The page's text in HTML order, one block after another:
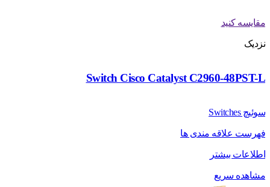
مقایسه کنید
نزدیک
Switch Cisco Catalyst C2960-48PST-L
سوئیچ Switches
فهرست علاقه مندی ها
اطلاعات بیشتر
مشاهده سریع